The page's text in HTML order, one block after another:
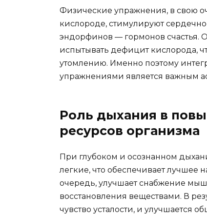
Физические упражнения, в свою
кислороде, стимулируют
эндорфинов — гормонов счастья.
испытывать дефицит кислорода,
утомлению. Именно поэтому
упражнениями является важным
Роль дыхания в
ресурсов организма
При глубоком и осознанном
легкие, что обеспечивает лучшее
очередь, улучшает снабжение
восстановления веществами. В
чувство усталости, и улучшается